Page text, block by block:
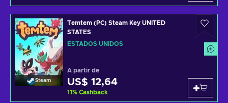
Steam
Temtem (PC) Steam Key UNITED
STATES
ESTADOS UNIDOS
A partir de
US$ 12,64
11% Cashback